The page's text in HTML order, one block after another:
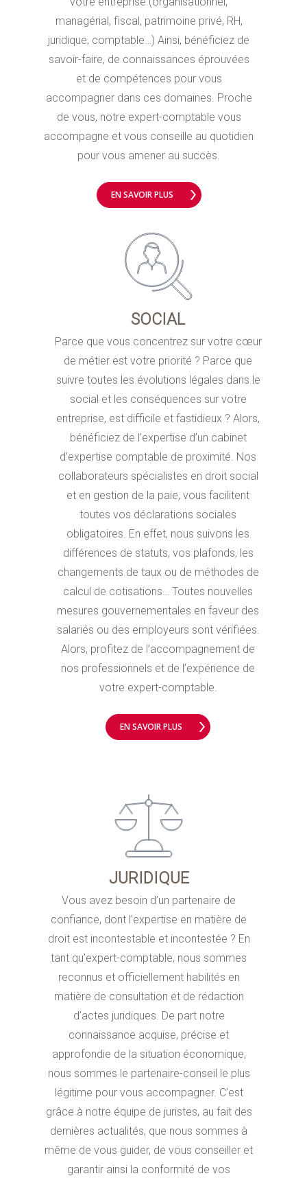
managérial, fiscal, patrimoine privé, RH,
juridique, comptable…) Ainsi, bénéficiez de
savoir-faire, de connaissances éprouvées
et de compétences pour vous
accompagner dans ces domaines. Proche
de vous, notre expert-comptable vous
accompagne et vous conseille au quotidien
pour vous amener au succès.
EN SAVOIR PLUS
SOCIAL
Parce que vous concentrez sur votre cœur
de métier est votre priorité ? Parce que
suivre toutes les évolutions légales dans le
social et les conséquences sur votre
entreprise, est difficile et fastidieux ? Alors,
bénéficiez de l’expertise d’un cabinet
d’expertise comptable de proximité. Nos
collaborateurs spécialistes en droit social
et en gestion de la paie, vous facilitent
toutes vos déclarations sociales
obligatoires. En effet, nous suivons les
différences de statuts, vos plafonds, les
changements de taux ou de méthodes de
calcul de cotisations… Toutes nouvelles
mesures gouvernementales en faveur des
salariés ou des employeurs sont vérifiées.
Alors, profitez de l’accompagnement de
nos professionnels et de l’expérience de
votre expert-comptable.
EN SAVOIR PLUS
JURIDIQUE
Vous avez besoin d’un partenaire de
confiance, dont l’expertise en matière de
droit est incontestable et incontestée ? En
tant qu’expert-comptable, nous sommes
reconnus et officiellement habilités en
matière de consultation et de rédaction
d’actes juridiques. De part notre
connaissance acquise, précise et
approfondie de la situation économique,
nous sommes le partenaire-conseil le plus
légitime pour vous accompagner. C’est
grâce à notre équipe de juristes, au fait des
dernières actualités, que nous sommes à
même de vous guider, de vous conseiller et
garantir ainsi la conformité de vos